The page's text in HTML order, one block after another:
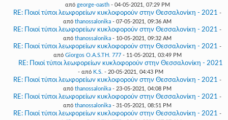
από george-oasth- 04-05-2021, 07:29 PM
RE: Ποιοί τύποι λεωφορείων κυκλοφορούν στην Θεσσαλονίκη - 2021 -
από thanossalonika - 07-05-2021, 09:36 AM
RE: Ποιοί τύποι λεωφορείων κυκλοφορούν στην Θεσσαλονίκη - 2021 -
από thanossalonika - 10-05-2021, 09:32 AM
RE: Ποιοί τύποι λεωφορείων κυκλοφορούν στην Θεσσαλονίκη - 2021 -
από Giorgos O.A.S.TH. 777- 11-05-2021, 03:49 PM
RE: Ποιοί τύποι λεωφορείων κυκλοφορούν στην Θεσσαλονίκη - 2021
- από K.S. - 20-05-2021, 04:43 PM
RE: Ποιοί τύποι λεωφορείων κυκλοφορούν στην Θεσσαλονίκη - 2021 -
από thanossalonika - 23-05-2021, 04:08 PM
RE: Ποιοί τύποι λεωφορείων κυκλοφορούν στην Θεσσαλονίκη - 2021 -
από thanossalonika - 31-05-2021, 08:51 PM
RE: Ποιοί τύποι λεωφορείων κυκλοφορούν στην Θεσσαλονίκη - 2021 -